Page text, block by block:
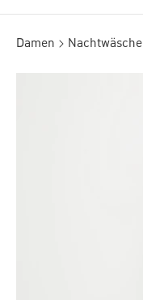
Damen Nachtwäsche